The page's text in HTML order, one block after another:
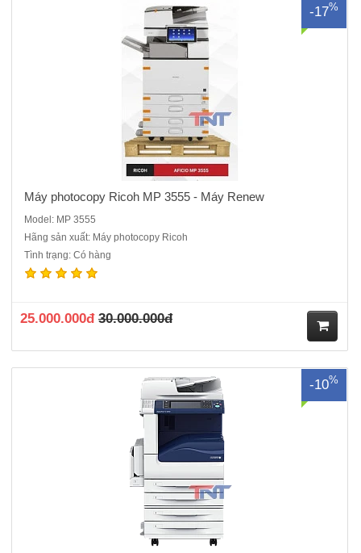
ua
-17%
Máy photocopy Ricoh MP 3555 - Máy Renew
Model: MP 3555
Hãng sản xuất: Máy photocopy Ricoh
Tình trạng: Có hàng
25.000.000đ 30.000.000đ
ua
-10%
Máy Photocopy Fuji Xerox DocuCentre V 4070 CPS - Hàng trưng bày
mới 99%Cấu hình chuẩn : Copy + in mạng + Scan màu Chức năng